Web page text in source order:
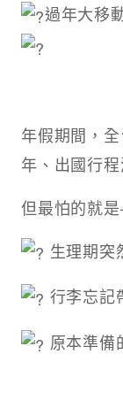
過年大移
年假期間，
年、出國行程
但最怕的就
生理期突
行李忘記
原本準備